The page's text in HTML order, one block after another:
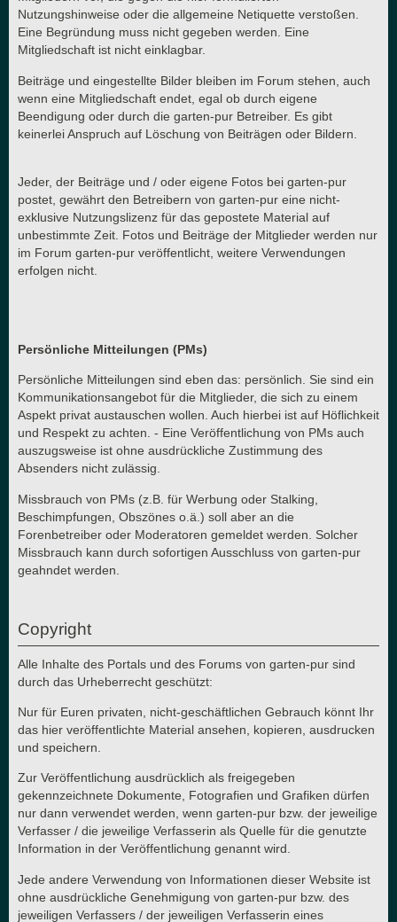
Nutzungshinweise oder die allgemeine Netiquette verstoßen.
Eine Begründung muss nicht gegeben werden. Eine
Mitgliedschaft ist nicht einklagbar.
Beiträge und eingestellte Bilder bleiben im Forum stehen, auch
wenn eine Mitgliedschaft endet, egal ob durch eigene
Beendigung oder durch die garten-pur Betreiber. Es gibt
keinerlei Anspruch auf Löschung von Beiträgen oder Bildern.
Jeder, der Beiträge und / oder eigene Fotos bei garten-pur
postet, gewährt den Betreibern von garten-pur eine nicht-
exklusive Nutzungslizenz für das gepostete Material auf
unbestimmte Zeit. Fotos und Beiträge der Mitglieder werden nur
im Forum garten-pur veröffentlicht, weitere Verwendungen
erfolgen nicht.
Persönliche Mitteilungen (PMs)
Persönliche Mitteilungen sind eben das: persönlich. Sie sind ein
Kommunikationsangebot für die Mitglieder, die sich zu einem
Aspekt privat austauschen wollen. Auch hierbei ist auf Höflichkeit
und Respekt zu achten. - Eine Veröffentlichung von PMs auch
auszugsweise ist ohne ausdrückliche Zustimmung des
Absenders nicht zulässig.
Missbrauch von PMs (z.B. für Werbung oder Stalking,
Beschimpfungen, Obszönes o.ä.) soll aber an die
Forenbetreiber oder Moderatoren gemeldet werden. Solcher
Missbrauch kann durch sofortigen Ausschluss von garten-pur
geahndet werden.
Copyright
Alle Inhalte des Portals und des Forums von garten-pur sind
durch das Urheberrecht geschützt:
Nur für Euren privaten, nicht-geschäftlichen Gebrauch könnt Ihr
das hier veröffentlichte Material ansehen, kopieren, ausdrucken
und speichern.
Zur Veröffentlichung ausdrücklich als freigegeben
gekennzeichnete Dokumente, Fotografien und Grafiken dürfen
nur dann verwendet werden, wenn garten-pur bzw. der jeweilige
Verfasser / die jeweilige Verfasserin als Quelle für die genutzte
Information in der Veröffentlichung genannt wird.
Jede andere Verwendung von Informationen dieser Website ist
ohne ausdrückliche Genehmigung von garten-pur bzw. des
jeweiligen Verfassers / der jeweiligen Verfasserin eines